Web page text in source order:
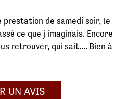
prestation de samedi soir, le
ce que j imaginais. Encore
retrouver, qui sait.... Bien à
UN AVIS